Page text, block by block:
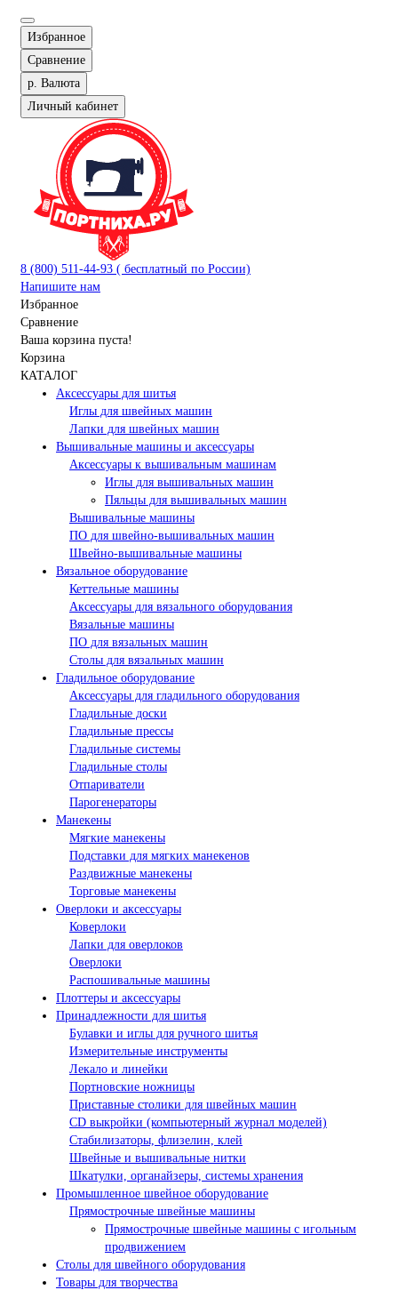
Избранное
Сравнение
р. Валюта
Личный кабинет
8 (800) 511-44-93 ( бесплатный по России)
Напишите нам
Избранное
Сравнение
Ваша корзина пуста!
Корзина
КАТАЛОГ
Аксессуары для шитья
Иглы для швейных машин
Лапки для швейных машин
Вышивальные машины и аксессуары
Аксессуары к вышивальным машинам
Иглы для вышивальных машин
Пяльцы для вышивальных машин
Вышивальные машины
ПО для швейно-вышивальных машин
Швейно-вышивальные машины
Вязальное оборудование
Кеттельные машины
Аксессуары для вязального оборудования
Вязальные машины
ПО для вязальных машин
Столы для вязальных машин
Гладильное оборудование
Аксессуары для гладильного оборудования
Гладильные доски
Гладильные прессы
Гладильные системы
Гладильные столы
Отпариватели
Парогенераторы
Манекены
Мягкие манекены
Подставки для мягких манекенов
Раздвижные манекены
Торговые манекены
Оверлоки и аксессуары
Коверлоки
Лапки для оверлоков
Оверлоки
Распошивальные машины
Плоттеры и аксессуары
Принадлежности для шитья
Булавки и иглы для ручного шитья
Измерительные инструменты
Лекало и линейки
Портновские ножницы
Приставные столики для швейных машин
СD выкройки (компьютерный журнал моделей)
Стабилизаторы, флизелин, клей
Швейные и вышивальные нитки
Шкатулки, органайзеры, системы хранения
Промышленное швейное оборудование
Прямострочные швейные машины
Прямострочные швейные машины с игольным
продвижением
Столы для швейного оборудования
Товары для творчества